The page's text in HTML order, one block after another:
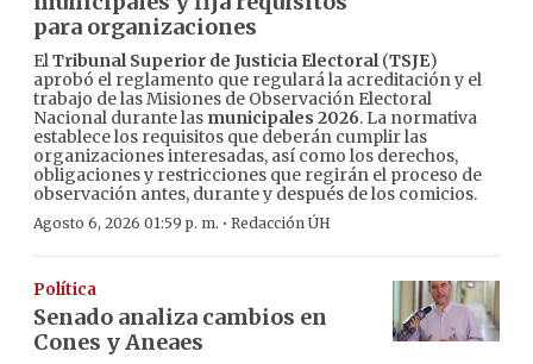
para organizaciones
ElTribunal Superior de Justicia Electoral(TSJE)
aprobó el reglamento que regulará la acreditación y el
trabajo de las Misiones de Observación Electoral
Nacional durante las municipales 2026. La normativa
establece los requisitos que deberán cumplir las
organizaciones interesadas, así como los derechos,
obligaciones y restricciones que regirán el proceso de
observación antes, durante y después de los comicios.
Agosto 6, 2026 01:59 p. m. · Redacción ÚH
Política
Senado analiza cambios en
Cones y Aneaes